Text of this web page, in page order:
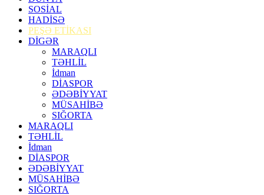
SOSİAL
HADİSƏ
PEŞƏ ETİKASI
DİGƏR
MARAQLI
TƏHLİL
İdman
DİASPOR
ƏDƏBİYYAT
MÜSAHİBƏ
SIĞORTA
MARAQLI
TƏHLİL
İdman
DİASPOR
ƏDƏBİYYAT
MÜSAHİBƏ
SIĞORTA